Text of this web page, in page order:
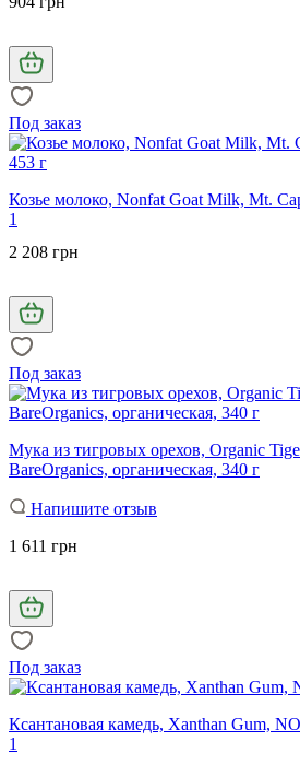
Под заказ
Козье молоко, Nonfat Goat Milk, Mt.
1
2 208 грн
Под заказ
Мука из тигровых орехов, Organic
BareOrganics, органическая, 340 г
Напишите отзыв
1 611 грн
Под заказ
Ксантановая камедь, Xanthan Gum,
1